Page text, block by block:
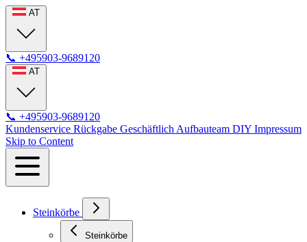
AT
📞 +495903-9689120
AT
📞 +495903-9689120
Kundenservice Rückgabe Geschäftlich Aufbauteam DIY Impressum
Skip to Content
Steinkörbe
Steinkörbe